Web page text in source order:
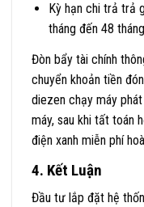
Kỳ hạn chi trả trả
tháng đến 48
Đòn bẩy tài chính
chuyển khoản tiền
diezen chạy máy
máy, sau khi tất toán
điện xanh miễn phí
4. Kết Luận
Đầu tư lắp đặt hệ